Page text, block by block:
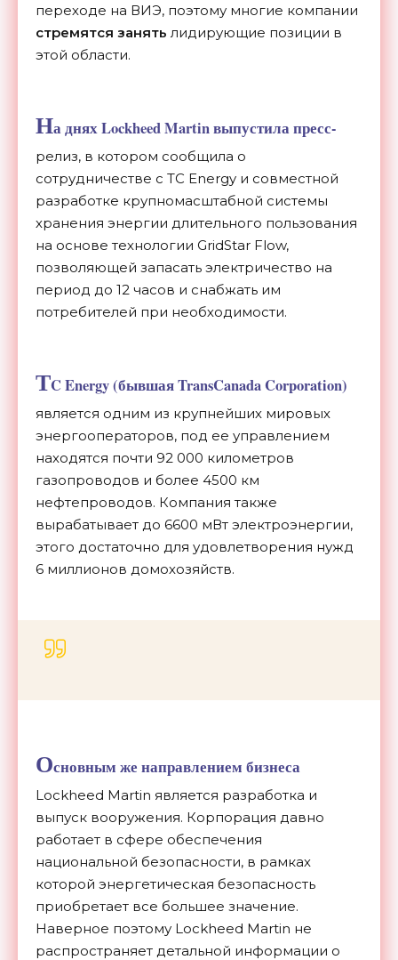
переходе на ВИЭ, поэтому многие компании
стремятся занять лидирующие позиции в
этой области.
На днях Lockheed Martin выпустила пресс-
релиз, в котором сообщила о
сотрудничестве с TC Energy и совместной
разработке крупномасштабной системы
хранения энергии длительного пользования
на основе технологии GridStar Flow,
позволяющей запасать электричество на
период до 12 часов и снабжать им
потребителей при необходимости.
TC Energy (бывшая TransCanada Corporation)
является одним из крупнейших мировых
энергооператоров, под ее управлением
находятся почти 92 000 километров
газопроводов и более 4500 км
нефтепроводов. Компания также
вырабатывает до 6600 мВт электроэнергии,
этого достаточно для удовлетворения нужд
6 миллионов домохозяйств.
Основным же направлением бизнеса
Lockheed Martin является разработка и
выпуск вооружения. Корпорация давно
работает в сфере обеспечения
национальной безопасности, в рамках
которой энергетическая безопасность
приобретает все большее значение.
Наверное поэтому Lockheed Martin не
распространяет детальной информации о